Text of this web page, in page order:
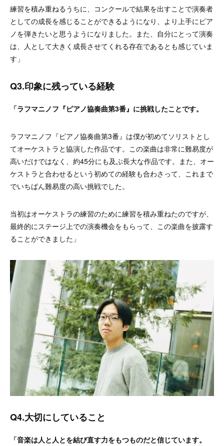
練習を積み重ねるうちに、コンクールで結果を出すことで演奏者
としての成長を感じることができるようになり、より上手にピア
ノを弾きたいと思うようになりました。また、自分にとって演奏
は、人として大きく成長させてくれる存在であるとも感じていま
す」
Q3.印象に残っている経験
「ラフマニノフ『ピアノ協奏曲第3番』 に挑戦したことです。
ラフマニノフ『ピアノ協奏曲第3番』は僕が初めてソリストとし
てオーケストラと協演した作品です。この楽曲は非常に難易度が
高いだけではなく、約45分にも及ぶ長大な作品です。また、オー
ケストラと合わせるという初めての経験も合わさって、これまで
でいちばん難易度の高い挑戦でした。
当初はオーケストラの練習のために練習を積み重ねたのですが、
最終的にステージ上での演奏機会をもらって、この楽曲を披露す
ることができました 」
Q4.大切にしていること
「音楽は人と人とを結び直す力をもつものだと信じています。